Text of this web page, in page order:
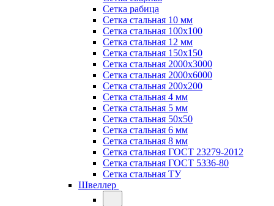
Сетка рабица
Сетка стальная 10 мм
Сетка стальная 100х100
Сетка стальная 12 мм
Сетка стальная 150х150
Сетка стальная 2000х3000
Сетка стальная 2000х6000
Сетка стальная 200х200
Сетка стальная 4 мм
Сетка стальная 5 мм
Сетка стальная 50х50
Сетка стальная 6 мм
Сетка стальная 8 мм
Сетка стальная ГОСТ 23279-2012
Сетка стальная ГОСТ 5336-80
Сетка стальная ТУ
Швеллер